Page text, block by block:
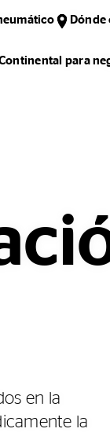
para
en la
la